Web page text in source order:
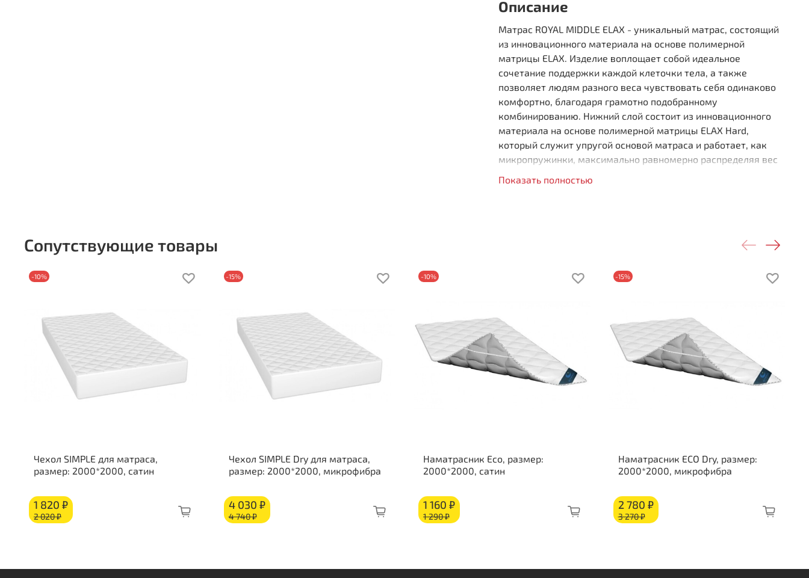
Описание
Матрас ROYAL MIDDLE ELAX - уникальный матрас, состоящий
из инновационного материала на основе полимерной
матрицы ELAX. Изделие воплощает собой идеальное
сочетание поддержки каждой клеточки тела, а также
позволяет людям разного веса чувствовать себя одинаково
комфортно, благодаря грамотно подобранному
комбинированию. Нижний слой состоит из инновационного
материала на основе полимерной матрицы ELAX Hard,
который служит упругой основой матраса и работает, как
микропружинки, максимально равномерно распределяя вес
Высота 260 мм
Нагрузка на спальное место 150 кг
Состав по слоям:
Инновационный материал на основе полимерной
матрицы ELAX Medium: 100 мм
свет цвете с темно-серым фирменным орнаментом.
Премиальный хлопковый жаккард, простеганный на
- прочная, износостойкая мебельная рогожка,
простеганная на пене и волокне, что даёт
Показать полностью
Сопутствующие товары
-10%
Чехол SIMPLE для матраса,
размер: 2000*2000, сатин
1 820 ₽
2 020 ₽
-15%
Чехол SIMPLE Dry для матраса,
размер: 2000*2000, микрофибра
4 030 ₽
4 740 ₽
-10%
Наматрасник Eco, размер:
2000*2000, сатин
1 160 ₽
1 290 ₽
-15%
Наматрасник ECO Dry, размер:
2000*2000, микрофибра
2 780 ₽
3 270 ₽